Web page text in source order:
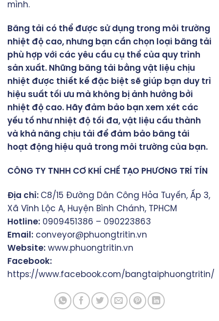
mình.
Băng tải có thể được sử dụng trong môi trường
nhiệt độ cao, nhưng bạn cần chọn loại băng tải
phù hợp với các yêu cầu cụ thể của quy trình
sản xuất. Những băng tải bằng vật liệu chịu
nhiệt được thiết kế đặc biệt sẽ giúp bạn duy trì
hiệu suất tối ưu mà không bị ảnh hưởng bởi
nhiệt độ cao. Hãy đảm bảo bạn xem xét các
yếu tố như nhiệt độ tối đa, vật liệu cấu thành
và khả năng chịu tải để đảm bảo băng tải
hoạt động hiệu quả trong môi trường của bạn.
CÔNG TY TNHH CƠ KHÍ CHẾ TẠO PHƯƠNG TRÍ TÍN
Địa chỉ: C8/15 Đường Dân Công Hỏa Tuyến, Ấp 3,
Xã Vĩnh Lộc A, Huyện Bình Chánh, TPHCM
Hotline: 0909451386 – 090223863
Email: conveyor@phuongtritin.vn
Website: www.phuongtritin.vn
Facebook:
https://www.facebook.com/bangtaiphuongtritin/